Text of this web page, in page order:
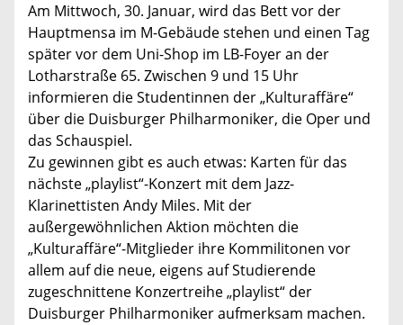
Am Mittwoch, 30. Januar, wird das Bett vor der
Hauptmensa im M-Gebäude stehen und einen Tag
später vor dem Uni-Shop im LB-Foyer an der
Lotharstraße 65. Zwischen 9 und 15 Uhr
informieren die Studentinnen der „Kulturaffäre“
über die Duisburger Philharmoniker, die Oper und
das Schauspiel.
Zu gewinnen gibt es auch etwas: Karten für das
nächste „playlist“-Konzert mit dem Jazz-
Klarinettisten Andy Miles. Mit der
außergewöhnlichen Aktion möchten die
„Kulturaffäre“-Mitglieder ihre Kommilitonen vor
allem auf die neue, eigens auf Studierende
zugeschnittene Konzertreihe „playlist“ der
Duisburger Philharmoniker aufmerksam machen.